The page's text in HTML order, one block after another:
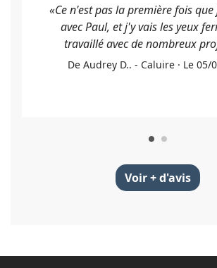
«Ce n'est pas la première fois
avec Paul, et j'y vais les yeux
travaillé avec de nombreux
De Audrey D.. - Caluire · Le 05/
Voir + d'avis